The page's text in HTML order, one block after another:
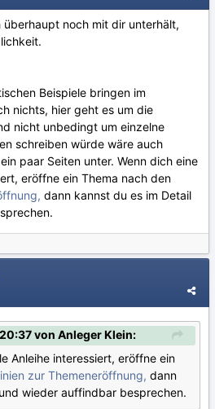
noch mit dir unterhält,
Beispiele bringen im
nichts, hier geht es um die
nicht unbedingt um einzelne
schreiben würde wäre auch
paar Seiten unter. Wenn dich eine
eröffne ein Thema nach den
dann kannst du es im Detail
von Anleger Klein:
Anleihe interessiert, eröffne ein
zur Themeneröffnung, dann
wieder auffindbar besprechen.